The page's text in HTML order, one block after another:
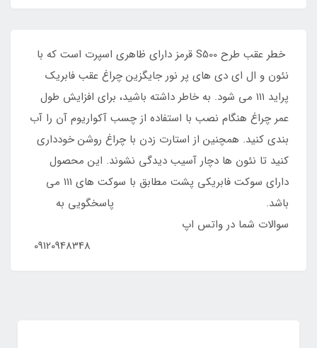
خطر عقب طرح S500 قرمز دارای ظاهری اسپرت است که با
نئون و ال ای دی های پر نور جایگزین چراغ عقب فابریک
پراید ۱۱۱ می شود. به خاطر داشته باشید، برای افزایش طول
عمر چراغ هنگام نصب با استفاده از چسب آکواریوم آن را آب
بندی کنید. همچنین از استارت زدن با چراغ روشن خودداری
کنید تا نئون ها دچار آسیب دیدگی نشوند. این محصول
دارای سوکت فابریکی پشت مطابق با سوکت های ۱۱۱ می
باشد. پاسخگویی به
سوالات شما در واتس اپ